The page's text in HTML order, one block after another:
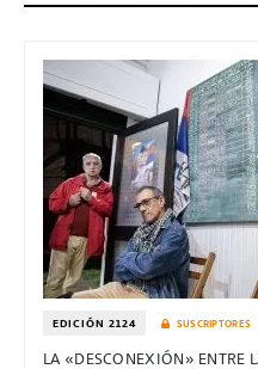
EDICIÓN 2124 SUSCRIPTORES
LA «DESCONEXIÓN» ENTRE